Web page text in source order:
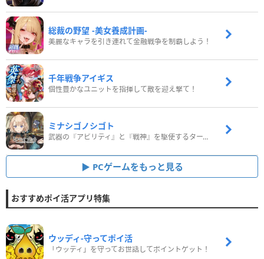
総裁の野望 -美女養成計画-
美麗なキャラを引き連れて金融戦争を制覇しよう！
千年戦争アイギス
個性豊かなユニットを指揮して敵を迎え撃て！
ミナシゴノシゴト
武器の『アビリティ』と『戦神』を駆使するターン制コマンドバトルRPG！
PCゲームをもっと見る
おすすめポイ活アプリ特集
ウッディ‐守ってポイ活
「ウッディ」を守ってお世話してポイントゲット！